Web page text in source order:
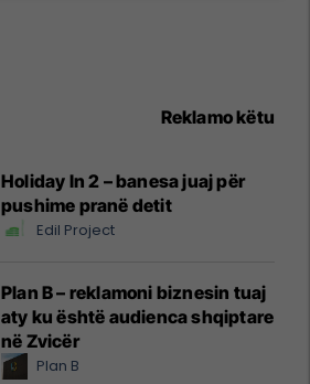
Reklamo këtu
Holiday In 2 – banesa juaj për
pushime pranë detit
Edil Project
Plan B – reklamoni biznesin tuaj
aty ku është audienca shqiptare
në Zvicër
Plan B